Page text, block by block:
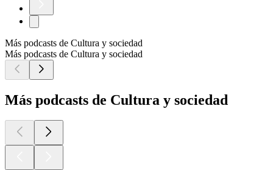
Más podcasts de Cultura y sociedad
Más podcasts de Cultura y sociedad
Más podcasts de Cultura y sociedad